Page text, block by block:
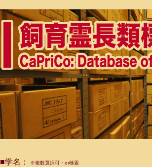
■学名： ※複数選択可・or検索